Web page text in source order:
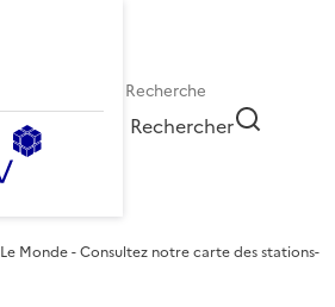
Rechercher
Le Monde - Consultez notre carte des stations-